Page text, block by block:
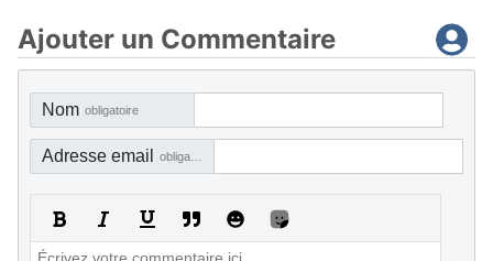
Ajouter un Commentaire
Nom obligatoire
Adresse email